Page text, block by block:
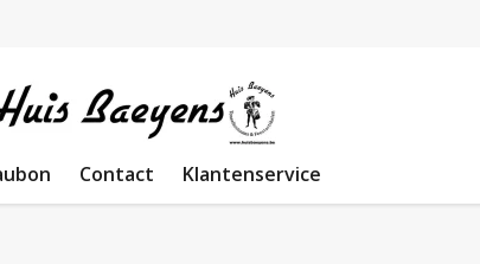
Contact Klantenservice